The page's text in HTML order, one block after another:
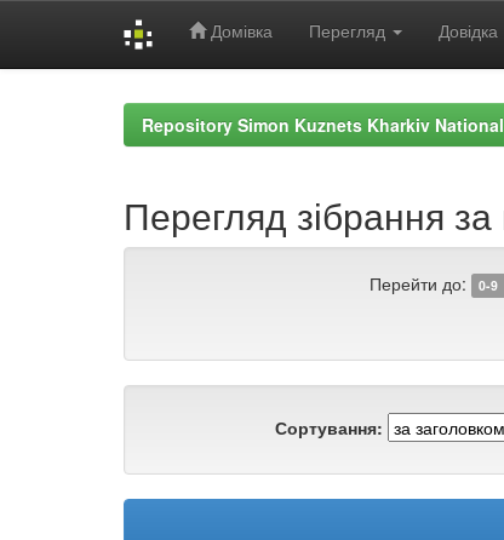
Домівка Перегляд Довідка
Repository Simon Kuznets Kharkiv
Перегляд зібрання
Перейти до: 0-9
Сортування: